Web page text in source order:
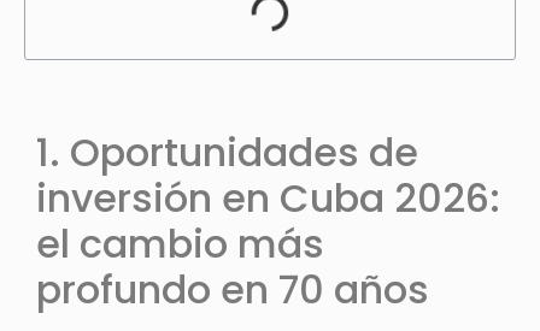
1. Oportunidades de
inversión en Cuba 2026:
el cambio más
profundo en 70 años